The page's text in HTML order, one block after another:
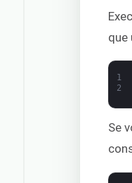
que
1
2
Se